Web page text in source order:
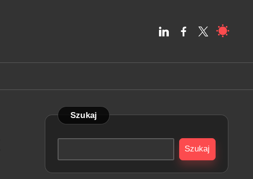
linkedin,comfacebook.com
twitter.com
Szukaj
Szukaj